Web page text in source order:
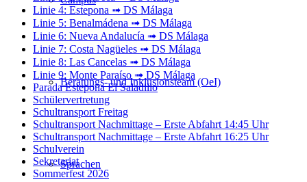
Beratungs- und Inklusionsteam (OeI)
Sprachen
Linie 4: Estepona ➟ DS Málaga
Linie 5: Benalmádena ➟ DS Málaga
Linie 6: Nueva Andalucía ➟ DS Málaga
Linie 7: Costa Nagüeles ➟ DS Málaga
Linie 8: Las Cancelas ➟ DS Málaga
Linie 9: Monte Paraíso ➟ DS Málaga
Parada Estepona El Saladillo
Schülervertretung
Schultransport Freitag
Schultransport Nachmittage – Erste Abfahrt 14:45 Uhr
Schultransport Nachmittage – Erste Abfahrt 16:25 Uhr
Schulverein
Sekretariat
Sommerfest 2026